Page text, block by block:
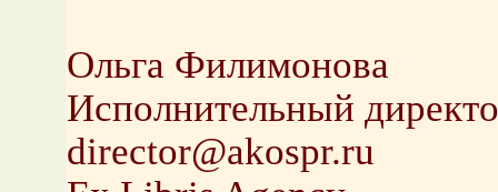
Ольга Филимонова
Исполнительный
director@akospr.ru